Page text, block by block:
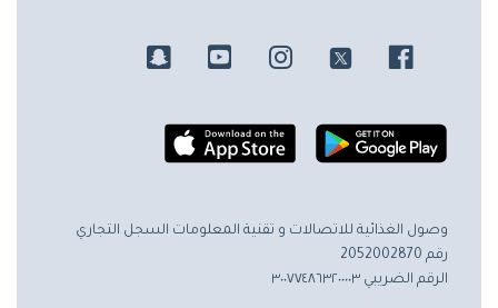
وصول الغذائية للاتصالات و تقنية المعلومات السجل التجاري
رقم 2052002870
الرقم الضريبي ٣٠٠٧٧٤٨٦٣٢٠٠٠٠٣